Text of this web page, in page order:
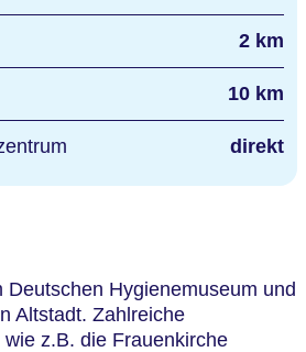
2 km
10 km
direkt
Deutschen Hygienemuseum und
Altstadt. Zahlreiche
z.B. die Frauenkirche